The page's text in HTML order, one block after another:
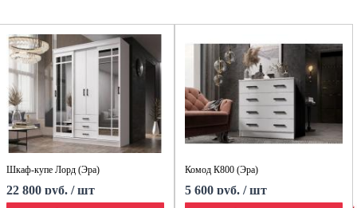
Шкаф-купе Лорд (Эра)
22 800 руб. / шт
Комод К800 (Эра)
5 600 руб. / шт